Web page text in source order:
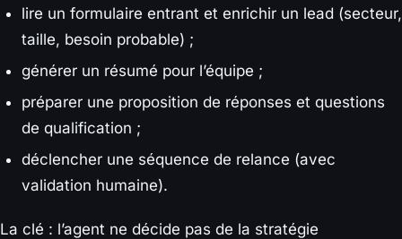
lire un formulaire entrant et enrichir un lead (secteur,
taille, besoin probable) ;
générer un résumé pour l’équipe ;
préparer une proposition de réponses et questions
de qualification ;
déclencher une séquence de relance (avec
validation humaine).
La clé : l’agent ne décide pas de la stratégie